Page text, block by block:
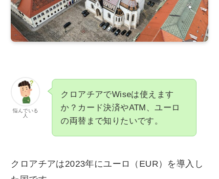
悩んでいる
人
クロアチアでWiseは使えます
か？カード決済やATM、ユーロ
の両替まで知りたいです。
クロアチアは2023年にユーロ（EUR）を導入し